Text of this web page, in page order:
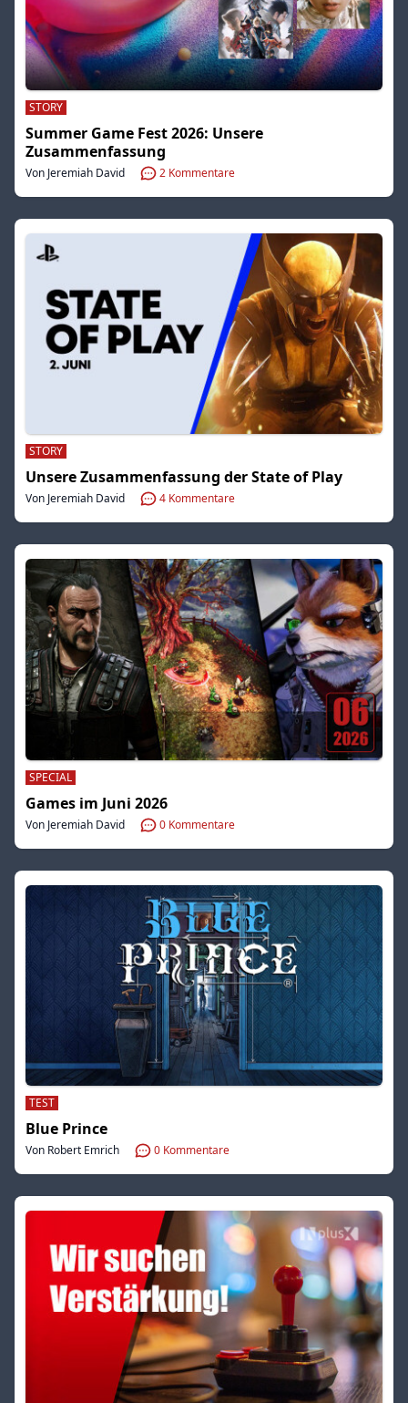
STORY
Summer Game Fest 2026: Unsere
Zusammenfassung
Von Jeremiah David 2 Kommentare
STORY
Unsere Zusammenfassung der State of Play
Von Jeremiah David 4 Kommentare
SPECIAL
Games im Juni 2026
Von Jeremiah David 0 Kommentare
TEST
Blue Prince
Von Robert Emrich 0 Kommentare